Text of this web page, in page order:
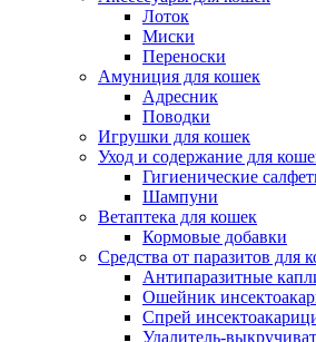
Лоток
Миски
Переноски
Амуниция для кошек
Адресник
Поводки
Игрушки для кошек
Уход и содержание для
Гигиенические
Шампуни
Ветаптека для кошек
Кормовые добавки
Средства от паразитов для
Антипаразитные
Ошейник
Спрей
Удалитель-